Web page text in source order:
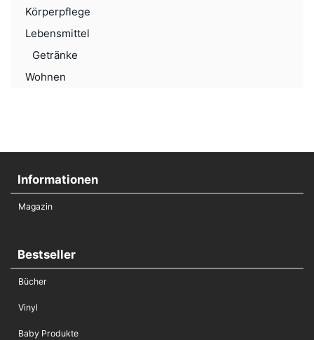
Körperpflege
Lebensmittel
Getränke
Wohnen
Informationen
Magazin
Bestseller
Bücher
Vinyl
Baby Produkte